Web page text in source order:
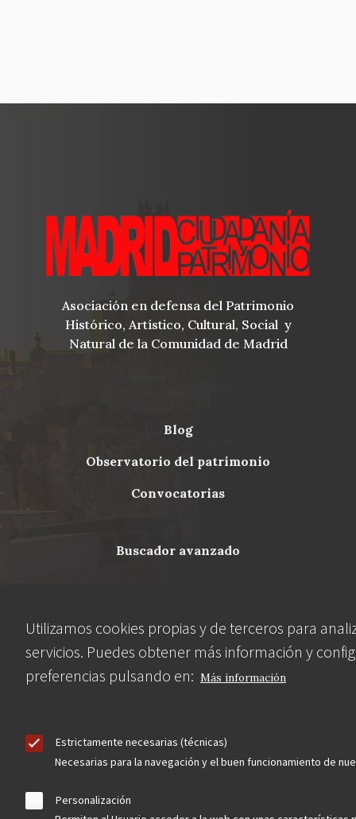
Utilizamos cookies propias y de terceros para
servicios. Puedes obtener más información y
preferencias pulsando en: Más información
Estrictamente necesarias (técnicas)
Necesarias para la navegación y el buen funcionamiento de
Personalización
Asociación en defensa del Patrimonio
Histórico, Artístico, Cultural, Social y
Natural de la Comunidad de Madrid
Menu
blog
observatorio del patrimonio
convocatorias
buscador avanzado